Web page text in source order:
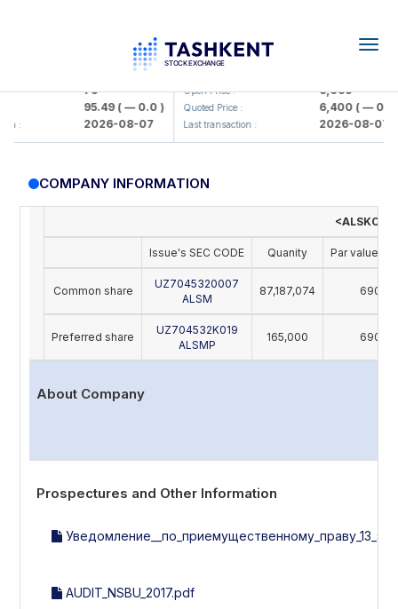
79
95.49( — 0.0 )
2026-08-07
UZMK (<O'zmetkombinat> AJ)
Open Price : 6,099
Quoted Price : 6,400( — 0.0 )
Last transaction : 2026-08-07
COMPANY INFORMATION
<ALSKOM
Issue's SEC CODE Quanity Par value
Common share
UZ7045320007
ALSM
87,187,074 690
Preferred share
UZ704532K019
ALSMP
165,000 690
About Company
Prospectures and Other Information
AUDIT_NSBU_2017.pdf